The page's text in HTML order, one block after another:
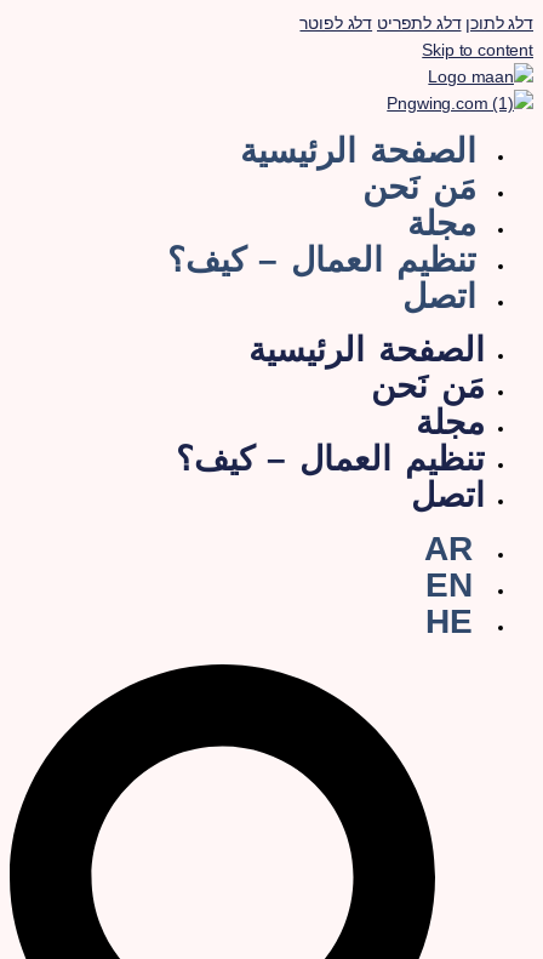
דלג לתוכן דלג לתפריט דלג לפוטר
Skip to content
الصفحة الرئيسية
مَن نَحن
مجلة
تنظيم العمال – كيف؟
اتصل
الصفحة الرئيسية
مَن نَحن
مجلة
تنظيم العمال – كيف؟
اتصل
AR
EN
HE